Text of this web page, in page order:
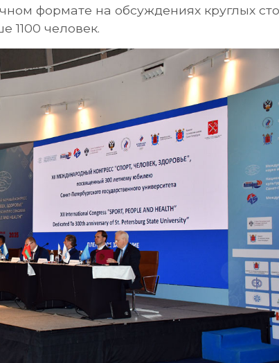
формате на обсуждениях круглых
1100 человек.